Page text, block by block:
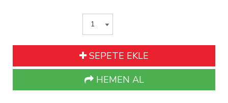
SEPETE EKLE
HEMEN AL